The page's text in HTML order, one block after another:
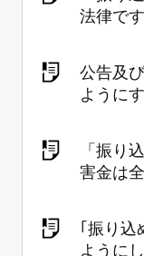
法律で
公告及
ように
「振り
害金は
｢振り込
ように